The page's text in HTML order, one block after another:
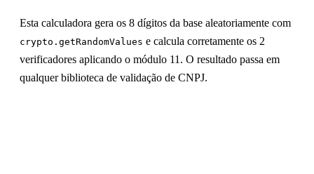
Esta calculadora gera os 8 dígitos da base aleatoriamente com
crypto.getRandomValues e calcula corretamente os 2
verificadores aplicando o módulo 11. O resultado passa em
qualquer biblioteca de validação de CNPJ.